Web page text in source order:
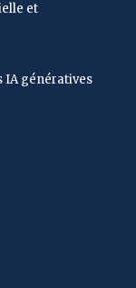
et
IA génératives